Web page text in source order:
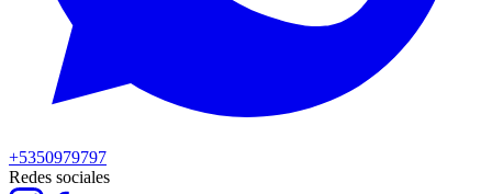
+5350979797
Redes sociales